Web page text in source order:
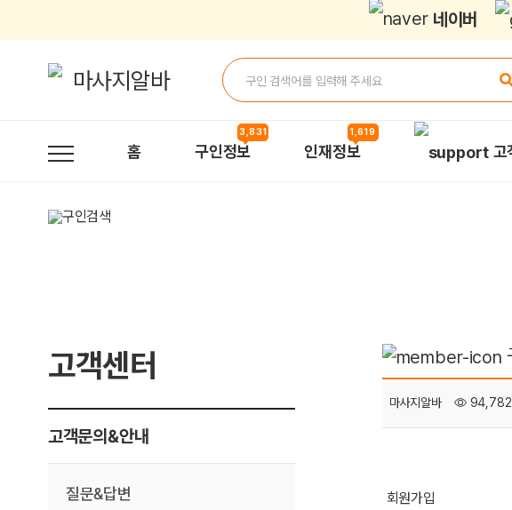
구직정보 등록하는 방법이 어떻게 되나요? > 자주묻는질문 | 마사지알바
네이버
홈 구인정보
3,831
인재정보
1,619
고
고객센터
고객문의&안내
질문&답변
작성자
마사지알바 94,782
회원가입